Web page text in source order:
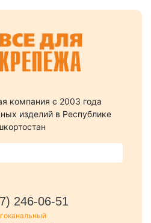
компания c 2003 года
изделий в Республике
246-06-51